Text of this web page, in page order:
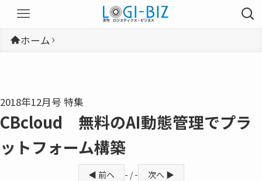
ホーム
2018年12月号 特集
CBcloud 無料のAI動態管理でプラ
ットフォーム構築
◀ 前へ - / - 次へ ▶